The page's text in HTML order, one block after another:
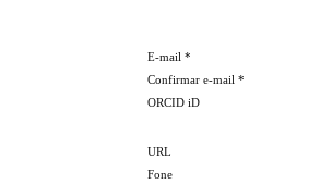
E-mail *
Confirmar e-mail *
ORCID iD
URL
Fone